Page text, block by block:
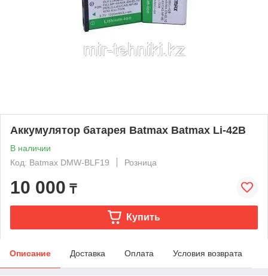
Аккумулятор батарея Batmax Batmax Li-42B
В наличии
Код: Batmax DMW-BLF19
Розница
10 000 ₸
Купить
Описание Доставка Оплата Условия возврата